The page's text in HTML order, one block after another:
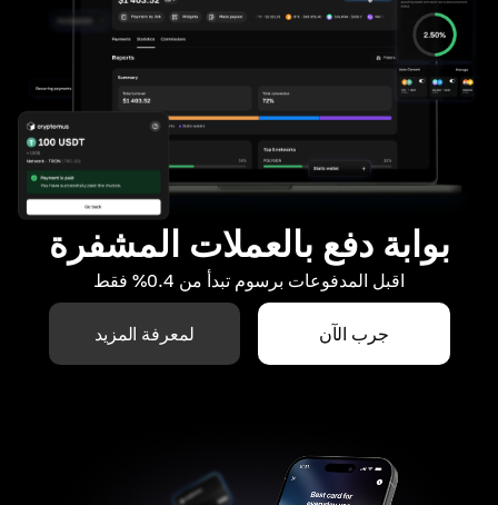
بوابة دفع بالعملات المشفرة
اقبل المدفوعات برسوم تبدأ من 0.4% فقط
جرب الآن لمعرفة المزيد